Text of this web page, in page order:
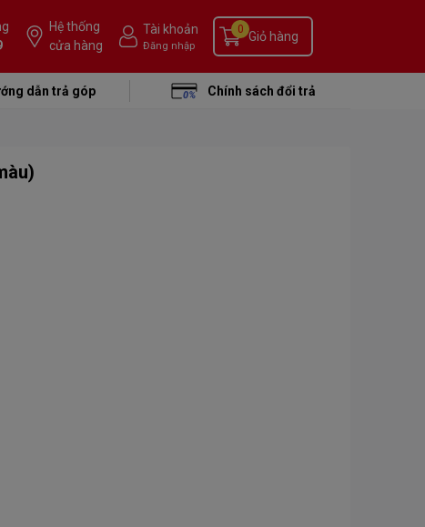
Hệ thống
cửa hàng
Tài khoản
Đăng nhập
Giỏ hàng
0
dẫn trả góp Chính sách đổi trả